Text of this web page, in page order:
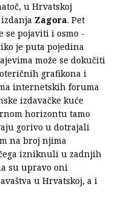
u Hrvatskoj
Zagora. Pet
se pojaviti i osmo -
je puta pojedina
može se dokučiti
grafikona i
internetskih foruma
izdavačke kuće
horizontu tamo
gorivo u dotrajali
na broj njima
izniknuli u zadnjih
su upravo oni
u Hrvatskoj, a i